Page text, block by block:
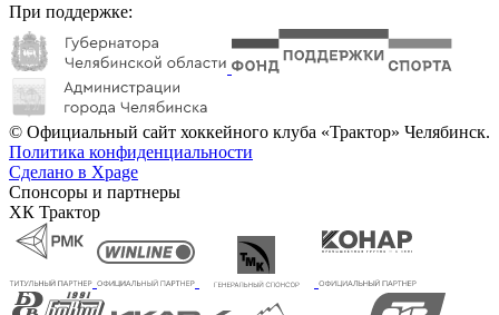
При поддержке:
© Официальный сайт хоккейного клуба «Трактор» Челябинск.
Политика конфиденциальности
Сделано в Xpage
Спонсоры и партнеры
ХК Трактор